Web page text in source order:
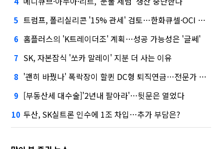
5 트럼프, 폴리실리콘 '15% 관세' 검토…한화큐셀·OCI 영향은?
6 홈플러스의 'K트레이더조' 계획…성공 가능성은 '글쎄'
7 SK, 자본잠식 '쏘카 말레이' 지분 더 사는 이유
8 '괜히 바꿨나' 폭락장이 할퀸 DC형 퇴직연금…전문가 조언은
9 [부동산세 대수술]'2년내 팔아라'…뒷문은 열었다
10 두산, SK실트론 인수에 1조 차입…추가 부담은?